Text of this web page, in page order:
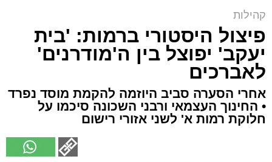
קהילות
פיצול היסטורי ברמות: 'בית
יעקב' יפוצל בין ה'מודרנים'
לאברכים
אחרי הסערה סביב היוזמה להקמת מוסד נפרד
• החינוך העצמאי ורבני השכונה סיכמו על
חלוקת רמות א' לשני אזורי רישום